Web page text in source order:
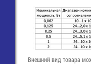
Внешний вид товара